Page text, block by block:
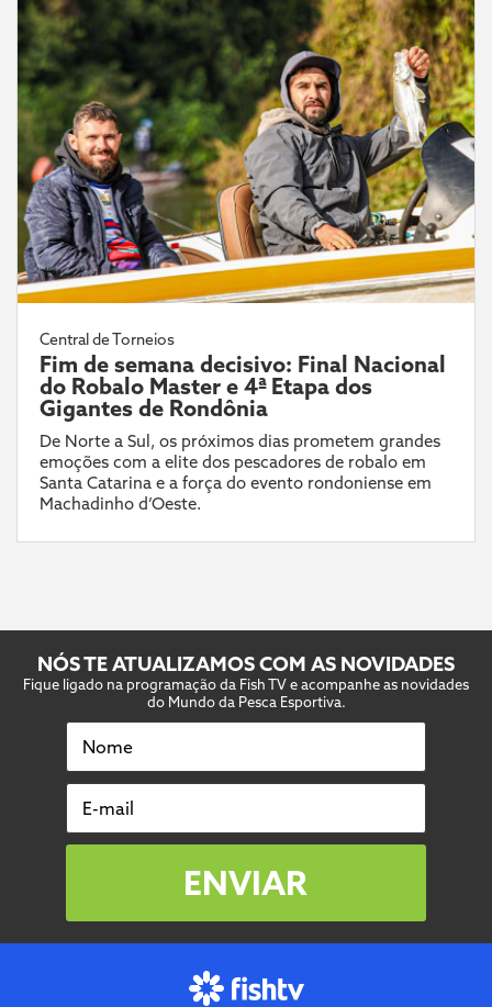
Central de Torneios
Fim de semana decisivo: Final Nacional
do Robalo Master e 4ª Etapa dos
Gigantes de Rondônia
De Norte a Sul, os próximos dias prometem grandes
emoções com a elite dos pescadores de robalo em
Santa Catarina e a força do evento rondoniense em
Machadinho d’Oeste.
NÓS TE ATUALIZAMOS COM AS NOVIDADES
Fique ligado na programação da Fish TV e acompanhe as novidades
do Mundo da Pesca Esportiva.
Nome
E-mail
ENVIAR